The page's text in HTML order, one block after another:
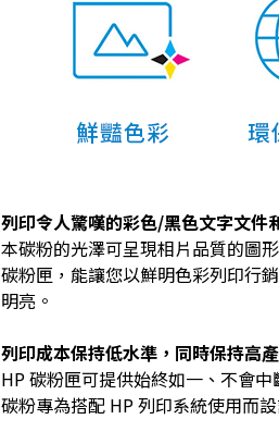
列印令人驚嘆的彩色/黑色文字文件
本碳粉的光澤可呈現相片品質的圖
碳粉匣，能讓您以鮮明色彩列印行
明亮。
列印成本保持低水準，同時保持高
HP 碳粉匣可提供始終如一、不會
碳粉專為搭配 HP 列印系統使用而